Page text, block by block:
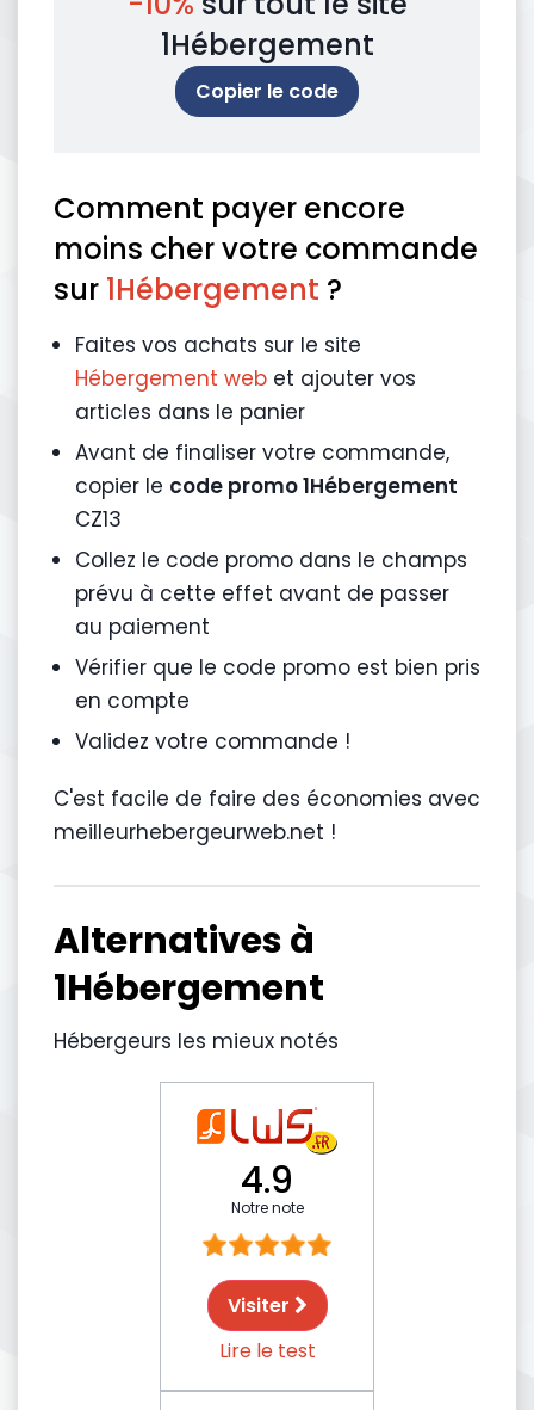
1Hébergement
Copier le code
Comment payer encore
moins cher votre commande
sur 1Hébergement ?
Faites vos achats sur le site
Hébergement web et ajouter vos
articles dans le panier
Avant de finaliser votre commande,
copier le code promo 1Hébergement
CZ13
Collez le code promo dans le champs
prévu à cette effet avant de passer
au paiement
Vérifier que le code promo est bien pris
en compte
Validez votre commande !
C'est facile de faire des économies avec
meilleurhebergeurweb.net !
Alternatives à
1Hébergement
Hébergeurs les mieux notés
4.9
Notre note
Visiter
Lire le test